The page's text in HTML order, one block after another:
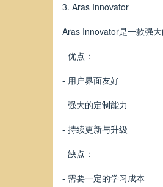
3. Aras Innovator
Aras Innovator是一款强
- 优点：
- 用户界面友好
- 强大的定制能力
- 持续更新与升级
- 缺点：
- 需要一定的学习成本